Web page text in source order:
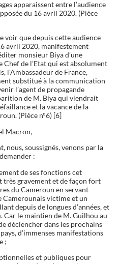
apparaissent entre l’audience
du 16 avril 2020. (Pièce
voir que depuis cette audience
avril 2020, manifestement
monsieur Biya d’une
Chef de l’Etat qui est absolument
l’Ambassadeur de France,
substitué à la communication
l’agent de propagande
de M. Biya qui viendrait
et la vacance de la
(Pièce n°6) [6]
Macron,
nous, soussignés, venons par la
:
de ses fonctions cet
très gravement et de façon fort
du Cameroun en servant
Camerounais victime et un
depuis de longues d’années, et
le maintien de M. Guilhou au
déclencher dans les prochains
d’immenses manifestations
;
et publiques pour